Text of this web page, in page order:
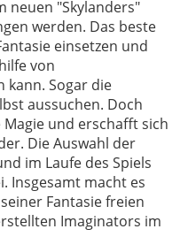
neuen "Skylanders"
werden. Das beste
einsetzen und
von
kann. Sogar die
aussuchen. Doch
Magie und erschafft sich
Die Auswahl der
im Laufe des Spiels
Insgesamt macht es
Fantasie freien
Imaginators im